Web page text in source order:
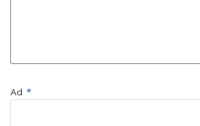
Ad *